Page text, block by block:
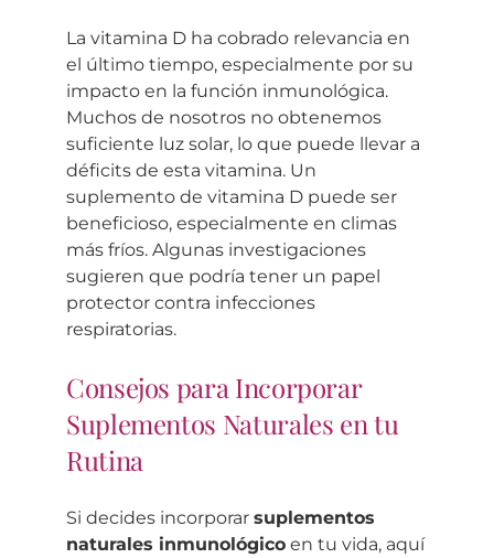
La vitamina D ha cobrado relevancia en
el último tiempo, especialmente por su
impacto en la función inmunológica.
Muchos de nosotros no obtenemos
suficiente luz solar, lo que puede llevar a
déficits de esta vitamina. Un
suplemento de vitamina D puede ser
beneficioso, especialmente en climas
más fríos. Algunas investigaciones
sugieren que podría tener un papel
protector contra infecciones
respiratorias.
Consejos para Incorporar
Suplementos Naturales en tu
Rutina
Si decides incorporar suplementos
naturales inmunológicoen tu vida, aquí